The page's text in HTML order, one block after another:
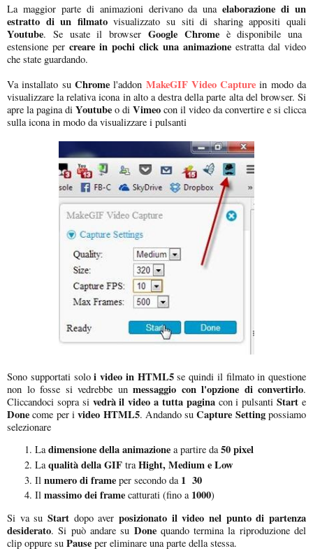
La maggior parte di animazioni derivano da unaelaborazione di un
estratto di un filmatovisualizzato su siti di sharing appositi quali
Youtube. Se usate il browser Google Chromeè disponibile una
estensione per creare in pochi click una animazione estratta dal video
che state guardando.
Va installato su Chromel'addon MakeGIF Video Capture in modo da
visualizzare la relativa icona in alto a destra della parte alta del browser. Si
apre la pagina di Youtube o di Vimeo con il video da convertire e si clicca
sulla icona in modo da visualizzare i pulsanti
Sono supportati soloi video in HTML5se quindi il filmato in questione
non lo fosse si vedrebbe un messaggio con l'opzione di convertirlo.
Cliccandoci sopra si vedrà il video a tutta paginacon i pulsantiStart e
Done come per ivideo HTML5. Andando su Capture Settingpossiamo
selezionare
Ladimensione della animazione a partire da50 pixel
Laqualità della GIF traHight, Medium e Low
Il numero di frame per secondo da 1 30
Il massimo dei frame catturati (fino a 1000)
Si va su Start dopo averposizionato il video nel punto di partenza
desiderato. Si può andare su Donequando termina la riproduzione del
clip oppure su Pause per eliminare una parte della stessa.